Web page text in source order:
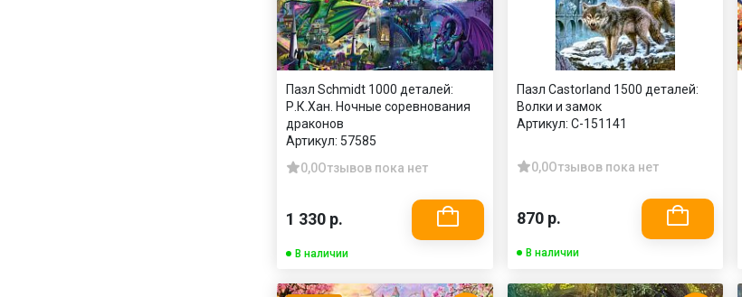
Пазл Schmidt 1000 деталей:
Р.К.Хан. Ночные соревнования
драконов
Артикул: 57585
0,0Отзывов пока нет
1 330 р.
В наличии
Пазл Castorland 1500 деталей:
Волки и замок
Артикул: C-151141
0,0Отзывов пока нет
870 р.
В наличии